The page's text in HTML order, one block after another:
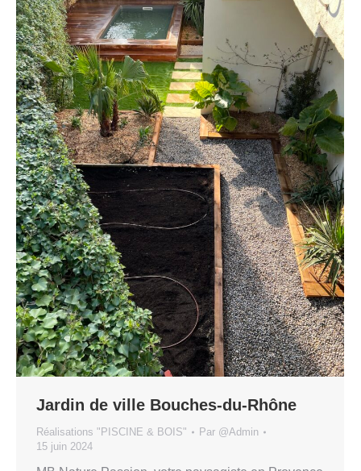
Jardin de ville Bouches-du-Rhône
Réalisations "PISCINE & BOIS" Par @Admin
15 juin 2024